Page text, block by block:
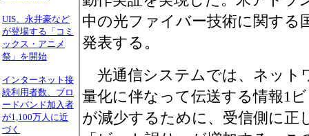
UIS、永井豪など
が登場する「コミ
ックス・アニメ
祭」を開始
インターネット接
続利用者数、ブロ
ードバンド加入者
が1,100万人に近
づく
中の光ファイバー技術に関する
発表する。
光通信システムでは、ネット
量化に伴なって伝送する情報1
が減少するために、受信側に正